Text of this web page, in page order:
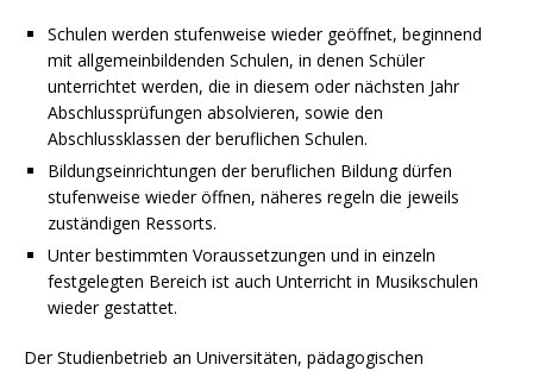
Schulen werden stufenweise wieder geöffnet, beginnend
mit allgemeinbildenden Schulen, in denen Schüler
unterrichtet werden, die in diesem oder nächsten Jahr
Abschlussprüfungen absolvieren, sowie den
Abschlussklassen der beruflichen Schulen.
Bildungseinrichtungen der beruflichen Bildung dürfen
stufenweise wieder öffnen, näheres regeln die jeweils
zuständigen Ressorts.
Unter bestimmten Voraussetzungen und in einzeln
festgelegten Bereich ist auch Unterricht in Musikschulen
wieder gestattet.
Der Studienbetrieb an Universitäten, pädagogischen